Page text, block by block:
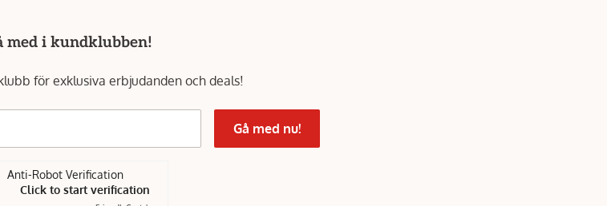
med i kundklubben!
för exklusiva erbjudanden och deals!
Gå med nu!
Anti-Robot Verification
Click to start verification